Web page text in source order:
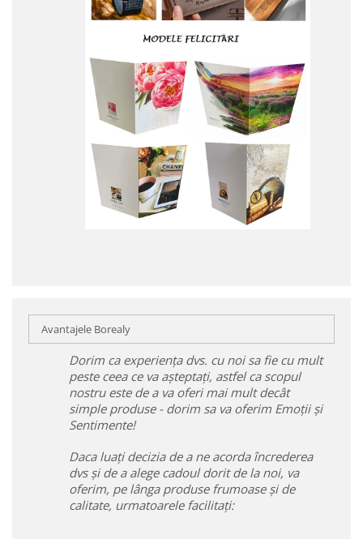
Avantajele Borealy
Dorim ca experiența dvs. cu noi sa fie cu mult
peste ceea ce va așteptați, astfel ca scopul
nostru este de a va oferi mai mult decât
simple produse - dorim sa va oferim Emoții și
Sentimente!
Daca luați decizia de a ne acorda încrederea
dvs și de a alege cadoul dorit de la noi, va
oferim, pe lânga produse frumoase și de
calitate, urmatoarele facilitați: